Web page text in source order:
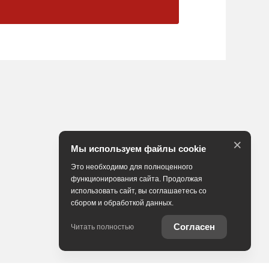
Мы используем файлы cookie
Это необходимо для полноценного
функционирования сайта. Продолжая
использовать сайт, вы соглашаетесь со
сбором и обработкой данных.
Читать полностью Согласен
×